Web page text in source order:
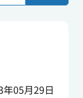
05月29日